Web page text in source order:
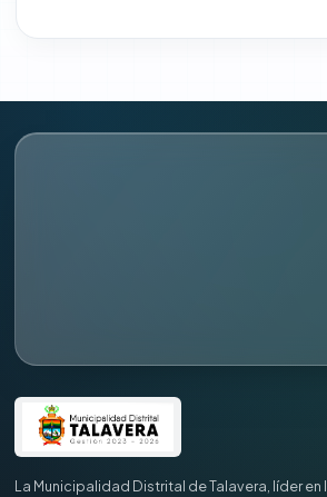
La Municipalidad Distrital de Talavera, líder